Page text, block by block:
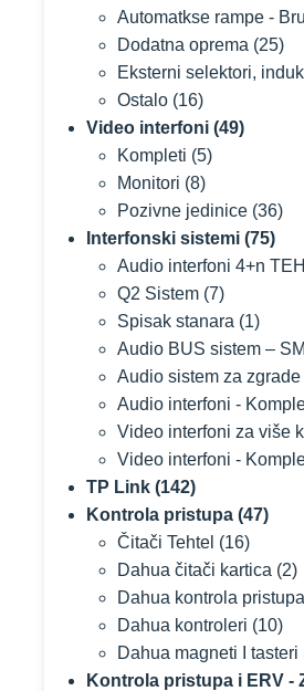
Automatkse rampe -
Dodatna oprema (25)
Eksterni selektori,
Ostalo (16)
Video interfoni (49)
Kompleti (5)
Monitori (8)
Pozivne jedinice (36)
Interfonski sistemi (75)
Audio interfoni 4+n
Q2 Sistem (7)
Spisak stanara (1)
Audio BUS sistem –
Audio sistem za zgrade
Audio interfoni -
Video interfoni za više
Video interfoni -
TP Link (142)
Kontrola pristupa (47)
Čitači Tehtel (16)
Dahua čitači kartica (2)
Dahua kontrola pristupa
Dahua kontroleri (10)
Dahua magneti I tasteri
Kontrola pristupa i ERV -